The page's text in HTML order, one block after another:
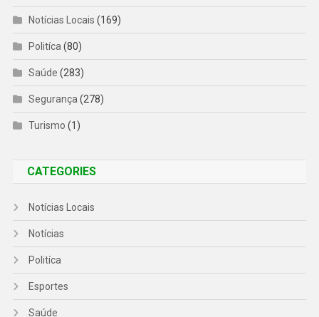
Notícias Locais (169)
Politíca (80)
Saúde (283)
Segurança (278)
Turismo (1)
CATEGORIES
Notícias Locais
Notícias
Politíca
Esportes
Saúde